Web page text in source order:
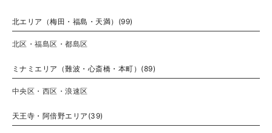
北エリア（梅田・福島・天満）(99)
北区・福島区・都島区
ミナミエリア（難波・心斎橋・本町）(89)
中央区・西区・浪速区
天王寺・阿倍野エリア(39)